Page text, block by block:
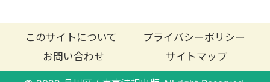
このサイトについて
プライバシーポリシー
お問い合わせ
サイトマップ